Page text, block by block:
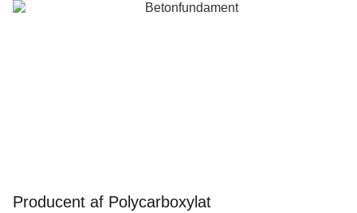
Producent af Polycarboxylat